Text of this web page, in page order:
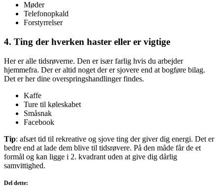
Møder
Telefonopkald
Forstyrrelser
4. Ting der hverken haster eller er vigtige
Her er alle tidsrøverne. Den er især farlig hvis du arbejder
hjemmefra. Der er altid noget der er sjovere end at bogføre bilag.
Det er her dine overspringshandlinger findes.
Kaffe
Ture til køleskabet
Småsnak
Facebook
Tip: afsæt tid til rekreative og sjove ting der giver dig energi. Det er
bedre end at lade dem blive til tidsrøvere. På den måde får de et
formål og kan ligge i 2. kvadrant uden at give dig dårlig
samvittighed.
Del dette: